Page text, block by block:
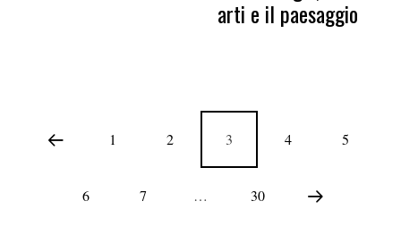
arti e il paesaggio
1 2 3 4 5
6 7 … 30